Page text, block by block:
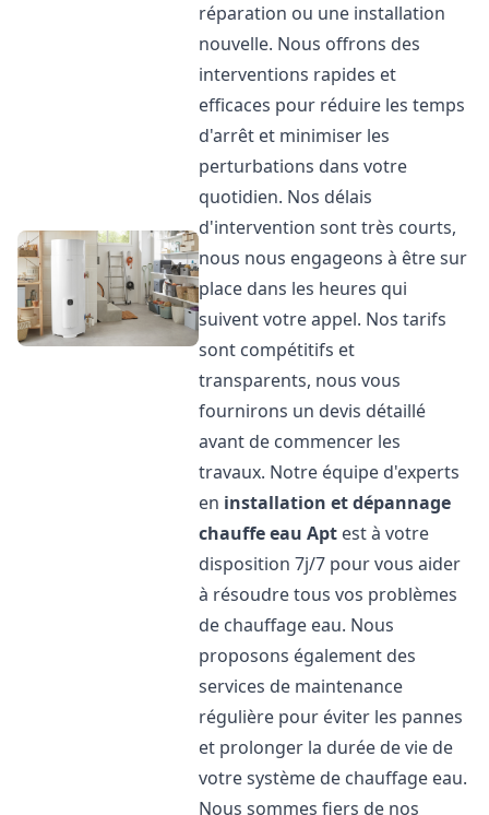
réparation ou une installation
nouvelle. Nous offrons des
interventions rapides et
efficaces pour réduire les temps
d'arrêt et minimiser les
perturbations dans votre
quotidien. Nos délais
d'intervention sont très courts,
nous nous engageons à être sur
place dans les heures qui
suivent votre appel. Nos tarifs
sont compétitifs et
transparents, nous vous
fournirons un devis détaillé
avant de commencer les
travaux. Notre équipe d'experts
en installation et dépannage
chauffe eau Apt est à votre
disposition 7j/7 pour vous aider
à résoudre tous vos problèmes
de chauffage eau. Nous
proposons également des
services de maintenance
régulière pour éviter les pannes
et prolonger la durée de vie de
votre système de chauffage eau.
Nous sommes fiers de nos